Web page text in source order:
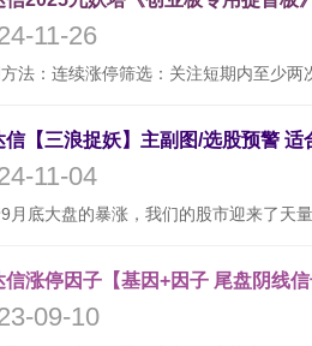
11-26
11-04
信涨停因子【基因+因子 尾盘阴线
09-10